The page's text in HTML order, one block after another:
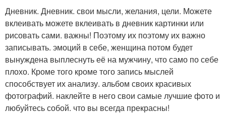
Дневник. Дневник. свои мысли, желания, цели. Можете
вклеивать можете вклеивать в дневник картинки или
рисовать сами. важны! Поэтому их поэтому их важно
записывать. эмоций в себе, женщина потом будет
вынуждена выплеснуть её на мужчину, что само по себе
плохо. Кроме того кроме того запись мыслей
способствует их анализу. альбом своих красивых
фотографий. наклейте в него свои самые лучшие фото и
любуйтесь собой. что вы всегда прекрасны!